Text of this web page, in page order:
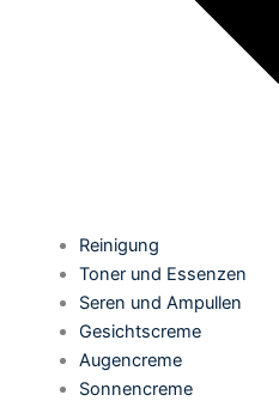
Reinigung
Toner und Essenzen
Seren und Ampullen
Gesichtscreme
Augencreme
Sonnencreme